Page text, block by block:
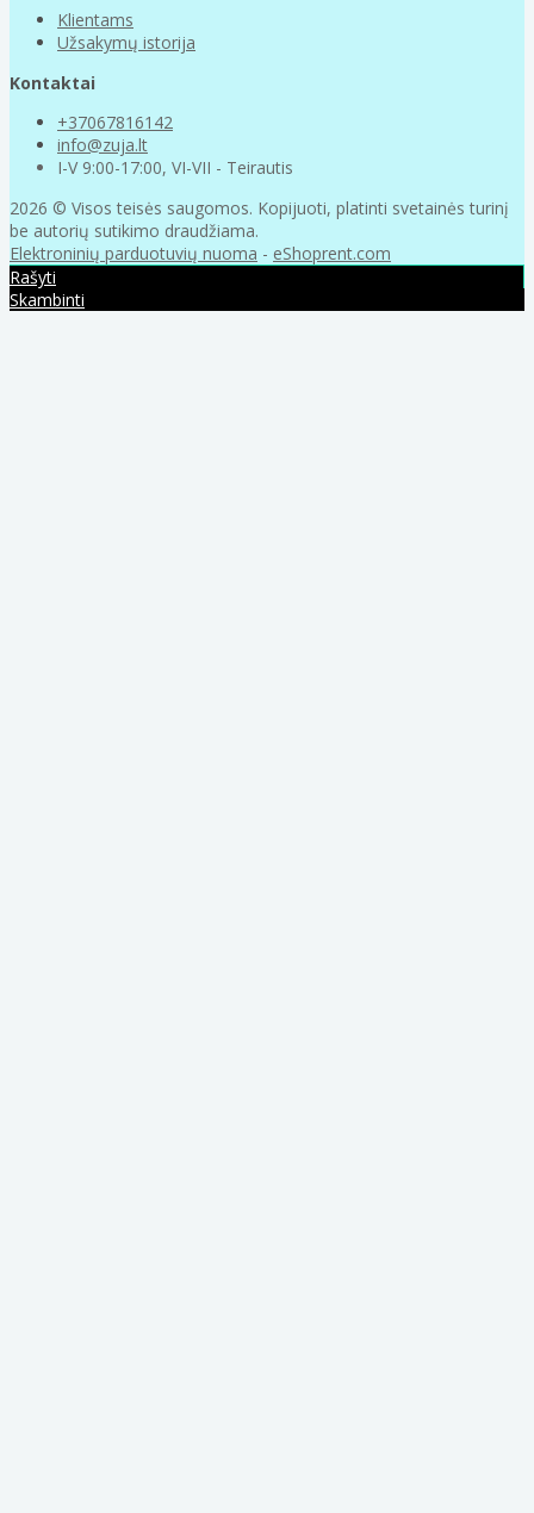
Klientams
Užsakymų istorija
Kontaktai
+37067816142
info@zuja.lt
I-V 9:00-17:00, VI-VII - Teirautis
2026 © Visos teisės saugomos. Kopijuoti, platinti svetainės turinį
be autorių sutikimo draudžiama.
Elektroninių parduotuvių nuoma - eShoprent.com
Rašyti
Skambinti